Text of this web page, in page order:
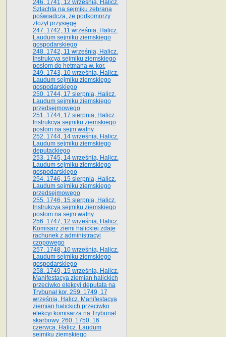
246. 1741, 12 września, Halicz.
Szlachta na sejmiku zebrana
poświadcza, że podkomorzy
złożył przysięgę
247. 1742, 11 września, Halicz.
Laudum sejmiku ziemskiego
gospodarskiego
248. 1742, 11 września, Halicz.
Instrukcya sejmiku ziemskiego
posłom do hetmana w. kor.
249. 1743, 10 września, Halicz.
Laudum sejmiku ziemskiego
gospodarskiego
250. 1744, 17 sierpnia, Halicz.
Laudum sejmiku ziemskiego
przedsejmowego
251. 1744, 17 sierpnia, Halicz.
Instrukcya sejmiku ziemskiego
posłom na sejm walny
252. 1744, 14 września, Halicz.
Laudum sejmiku ziemskiego
deputackiego
253. 1745, 14 września, Halicz.
Laudum sejmiku ziemskiego
gospodarskiego
254. 1746, 15 sierpnia, Halicz.
Laudum sejmiku ziemskiego
przedsejmowego
255. 1746, 15 sierpnia, Halicz.
Instrukcya sejmiku ziemskiego
posłom na sejm walny
256. 1747, 12 września, Halicz.
Komisarz ziemi halickiej zdaje
rachunek z administracyi
czopowego
257. 1748, 10 września, Halicz.
Laudum sejmiku ziemskiego
gospodarskiego
258. 1749, 15 września, Halicz.
Manifestacya ziemian halickich
przeciwko elekcyi deputata na
Trybunał kor. 259. 1749, 17
września, Halicz. Manifestacya
ziemian halickich przeciwko
elekcyi komisarza na Trybunał
skarbowy. 260. 1750, 16
czerwca, Halicz. Laudum
sejmiku ziemskiego